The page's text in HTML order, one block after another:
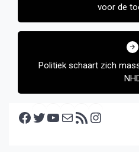
voor de
Politiek schaart zich
Facebook Twitter YouTube E-mail RSS feed